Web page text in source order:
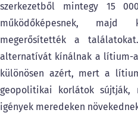
szerkezetből mintegy 15
működőképesnek,
megerősítették a
alternatívát kínálnak a lítium-
különösen azért, mert a
geopolitikai korlátok sújtják,
igények meredeken